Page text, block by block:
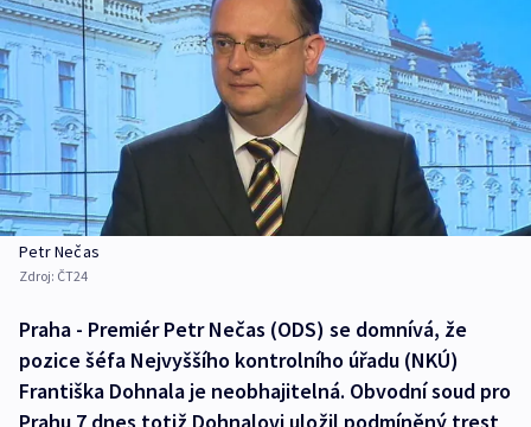
Petr Nečas
Zdroj: ČT24
Praha - Premiér Petr Nečas (ODS) se domnívá, že
pozice šéfa Nejvyššího kontrolního úřadu (NKÚ)
Františka Dohnala je neobhajitelná. Obvodní soud pro